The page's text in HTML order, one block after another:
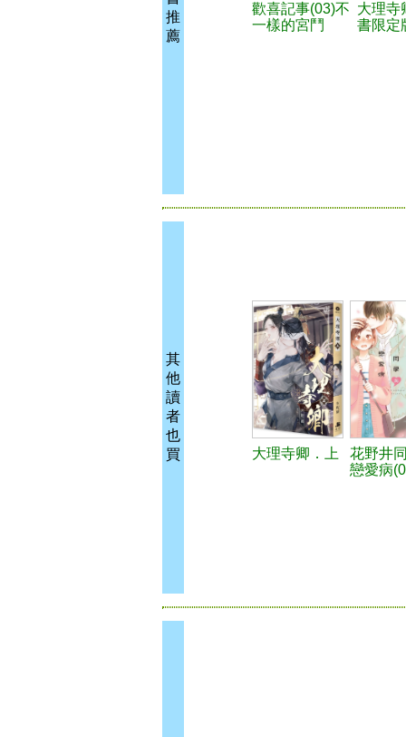
推
薦
歡喜記事(03)不
一樣的宮鬥
大理寺
書限定
其
他
讀
者
也
買
大理寺卿．上
花野井
戀愛病